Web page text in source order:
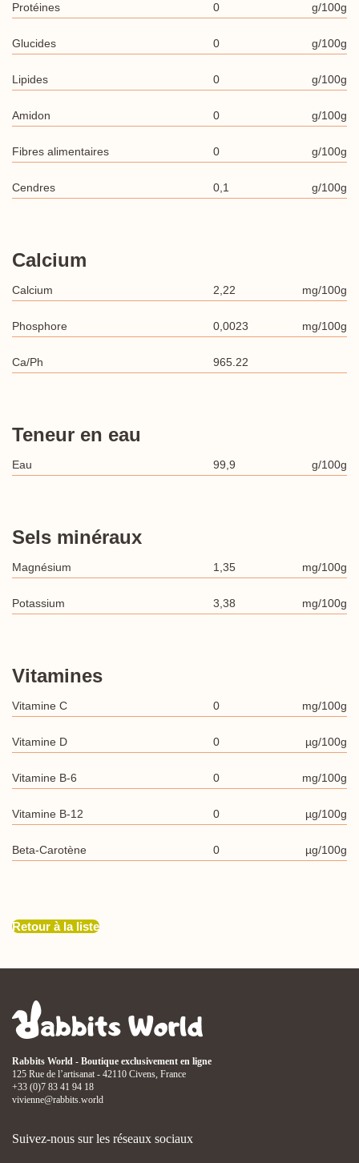
Protéines 0 g/100g
Glucides 0 g/100g
Lipides 0 g/100g
Amidon 0 g/100g
Fibres alimentaires 0 g/100g
Cendres 0,1 g/100g
Calcium
Calcium 2,22 mg/100g
Phosphore 0,0023 mg/100g
Ca/Ph 965.22
Teneur en eau
Eau 99,9 g/100g
Sels minéraux
Magnésium 1,35 mg/100g
Potassium 3,38 mg/100g
Vitamines
Vitamine C 0 mg/100g
Vitamine D 0 µg/100g
Vitamine B-6 0 mg/100g
Vitamine B-12 0 µg/100g
Beta-Carotène 0 µg/100g
Retour à la liste
Rabbits World - Boutique exclusivement en ligne
125 Rue de l’artisanat - 42110 Civens, France
+33 (0)7 83 41 94 18
vivienne@rabbits.world
Suivez-nous sur les réseaux sociaux